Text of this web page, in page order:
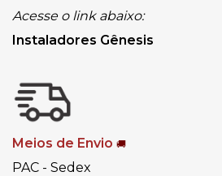
Acesse o link abaixo:
Instaladores Gênesis
Meios de Envio 🚚
PAC - Sedex